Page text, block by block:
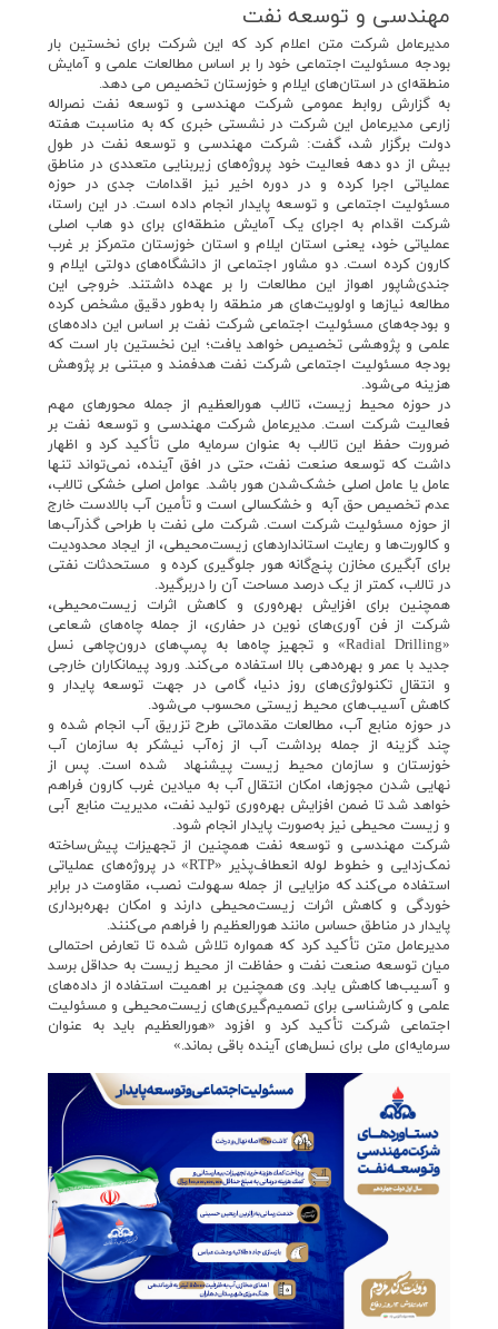
مهندسی و توسعه نفت
مدیرعامل شرکت متن اعلام کرد که این شرکت برای نخستین بار
بودجه مسئولیت اجتماعی خود را بر اساس مطالعات علمی و آمایش
منطقه‌ای در استان‌های ایلام و خوزستان تخصیص می دهد.
به گزارش روابط عمومی شرکت مهندسی و توسعه نفت نصراله
زارعی مدیرعامل این شرکت در نشستی خبری که به مناسبت هفته
دولت برگزار شد، گفت: شرکت مهندسی و توسعه نفت در طول
بیش از دو دهه فعالیت خود پروژه‌های زیربنایی متعددی در مناطق
عملیاتی اجرا کرده و در دوره اخیر نیز اقدامات جدی در حوزه
مسئولیت اجتماعی و توسعه پایدار انجام داده است. در این راستا،
شرکت اقدام به اجرای یک آمایش منطقه‌ای برای دو هاب اصلی
عملیاتی خود، یعنی استان ایلام و استان خوزستان متمرکز بر غرب
کارون کرده است. دو مشاور اجتماعی از دانشگاه‌های دولتی ایلام و
جندی‌شاپور اهواز این مطالعات را بر عهده داشتند. خروجی این
مطالعه نیازها و اولویت‌های هر منطقه را به‌طور دقیق مشخص کرده
و بودجه‌های مسئولیت اجتماعی شرکت نفت بر اساس این داده‌های
علمی و پژوهشی تخصیص خواهد یافت؛ این نخستین بار است که
بودجه مسئولیت اجتماعی شرکت نفت هدفمند و مبتنی بر پژوهش
هزینه می‌شود.
در حوزه محیط زیست، تالاب هورالعظیم از جمله محورهای مهم
فعالیت شرکت است. مدیرعامل شرکت مهندسی و توسعه نفت بر
ضرورت حفظ این تالاب به عنوان سرمایه ملی تأکید کرد و اظهار
داشت که توسعه صنعت نفت، حتی در افق آینده، نمی‌تواند تنها
عامل یا عامل اصلی خشک‌شدن هور باشد. عوامل اصلی خشکی تالاب،
عدم تخصیص حق آبه و خشکسالی است و تأمین آب بالادست خارج
از حوزه مسئولیت شرکت است. شرکت ملی نفت با طراحی گذرآب‌ها
و کالورت‌ها و رعایت استانداردهای زیست‌محیطی، از ایجاد محدودیت
برای آبگیری مخازن پنج‌گانه هور جلوگیری کرده و مستحدثات نفتی
در تالاب، کمتر از یک درصد مساحت آن را دربرگیرد.
همچنین برای افزایش بهره‌وری و کاهش اثرات زیست‌محیطی،
شرکت از فن آوری‌های نوین در حفاری، از جمله چاه‌های شعاعی
«Radial Drilling» و تجهیز چاه‌ها به پمپ‌های درون‌چاهی نسل
جدید با عمر و بهره‌دهی بالا استفاده می‌کند. ورود پیمانکاران خارجی
و انتقال تکنولوژی‌های روز دنیا، گامی در جهت توسعه پایدار و
کاهش آسیب‌های محیط زیستی محسوب می‌شود.
در حوزه منابع آب، مطالعات مقدماتی طرح تزریق آب انجام شده و
چند گزینه از جمله برداشت آب از زه‌آب نیشکر به سازمان آب
خوزستان و سازمان محیط زیست پیشنهاد شده است. پس از
نهایی شدن مجوزها، امکان انتقال آب به میادین غرب کارون فراهم
خواهد شد تا ضمن افزایش بهره‌وری تولید نفت، مدیریت منابع آبی
و زیست محیطی نیز به‌صورت پایدار انجام شود.
شرکت مهندسی و توسعه نفت همچنین از تجهیزات پیش‌ساخته
نمک‌زدایی و خطوط لوله انعطاف‌پذیر «RTP» در پروژه‌های عملیاتی
استفاده می‌کند که مزایایی از جمله سهولت نصب، مقاومت در برابر
خوردگی و کاهش اثرات زیست‌محیطی دارند و امکان بهره‌برداری
پایدار در مناطق حساس مانند هورالعظیم را فراهم می‌کنند.
مدیرعامل متن تأکید کرد که همواره تلاش شده تا تعارض احتمالی
میان توسعه صنعت نفت و حفاظت از محیط زیست به حداقل برسد
و آسیب‌ها کاهش یابد. وی همچنین بر اهمیت استفاده از داده‌های
علمی و کارشناسی برای تصمیم‌گیری‌های زیست‌محیطی و مسئولیت
اجتماعی شرکت تأکید کرد و افزود «هورالعظیم باید به عنوان
سرمایه‌ای ملی برای نسل‌های آینده باقی بماند.»